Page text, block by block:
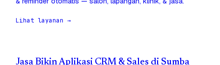
Lihat layanan →
Jasa Bikin Aplikasi CRM & Sales di Sumba